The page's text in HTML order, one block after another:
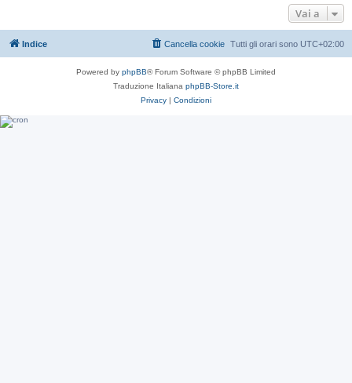
Vai a
Indice Tutti gli orari sono UTC+02:00
Cancella cookie
Powered by phpBB® Forum Software © phpBB Limited
Traduzione Italiana phpBB-Store.it
Privacy | Condizioni